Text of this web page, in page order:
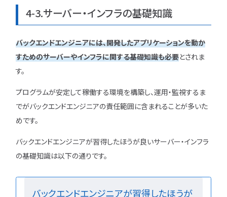
4-3.サーバー・インフラの基礎知識
バックエンドエンジニアには、開発したアプリケーションを動か
すためのサーバーやインフラに関する基礎知識も必要とされま
す。
プログラムが安定して稼働する環境を構築し、運用・監視するま
でがバックエンドエンジニアの責任範囲に含まれることが多いた
めです。
バックエンドエンジニアが習得したほうが良いサーバー・インフラ
の基礎知識は以下の通りです。
バックエンドエンジニアが習得したほうが